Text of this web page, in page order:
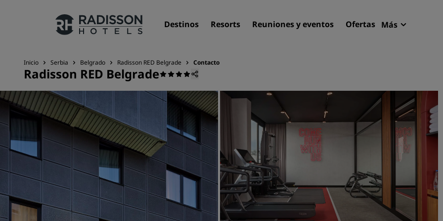
Destinos Resorts Reuniones y eventos Ofertas Más
Nuestras marcas
Marcas de Radisson Hotels
Resorts
Apartahoteles
Hoteles en el aeropuerto
Hoteles nuevos y de
apertura
Reuniones y eventos
Descubre Radisson
Inicio Serbia Belgrado Radisson RED Belgrade Contacto
Radisson RED Belgrade